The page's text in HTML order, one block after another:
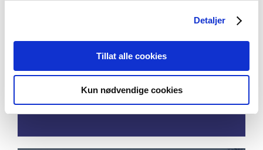
Detaljer
Tillat alle cookies
Kun nødvendige cookies
instrumentation for permanent
condition monitoring of pipeline